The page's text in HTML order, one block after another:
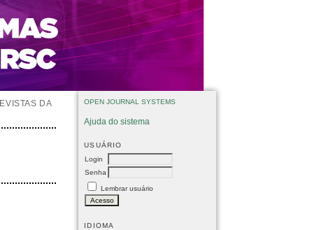
OPEN JOURNAL SYSTEMS
Ajuda do sistema
USUÁRIO
Login
Senha
Lembrar usuário
IDIOMA
DA